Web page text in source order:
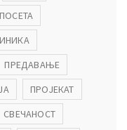
ПОСЕТА
ПРЕДАВАЊЕ
ПРОЈЕКАТ
СВЕЧАНОСТ